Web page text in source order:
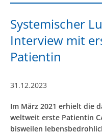
Systemischer
Interview mit
Patientin
31.12.2023
Im März 2021 erhielt die
weltweit erste Patientin
bisweilen